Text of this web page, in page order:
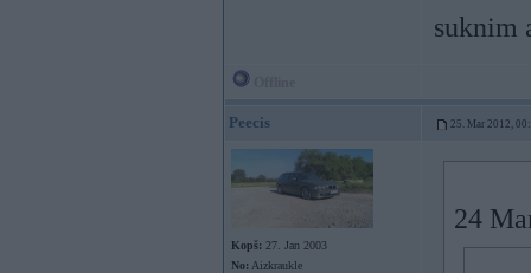
suknim
Peecis 25. Mar 2012,
Kopš: 27. Jan 2003
No: Aizkraukle
24